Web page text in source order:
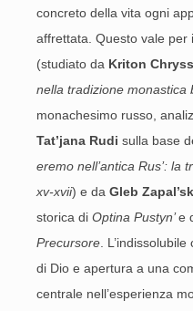
concreto della vita ogni
affrettata. Questo vale per
(studiato da Kriton
nella tradizione monastica
monachesimo russo,
Tat’jana Rudi sulla base
eremo nell’antica Rus’: la
xv-xvii) e da Gleb
storica di Optina Pustyn’e
Precursore .
di Dio e apertura a una
centrale nell’esperienza